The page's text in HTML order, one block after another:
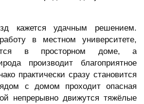
кажется удачным решением.
в местном университете,
в просторном доме, а
производит благоприятное
практически сразу становится
с домом проходит опасная
непрерывно движутся тяжёлые